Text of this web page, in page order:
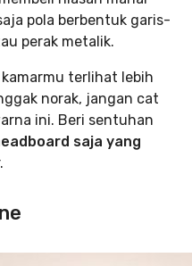
pola berbentuk garis-
perak metalik.
terlihat lebih
norak, jangan cat
ini. Beri sentuhan
saja yang